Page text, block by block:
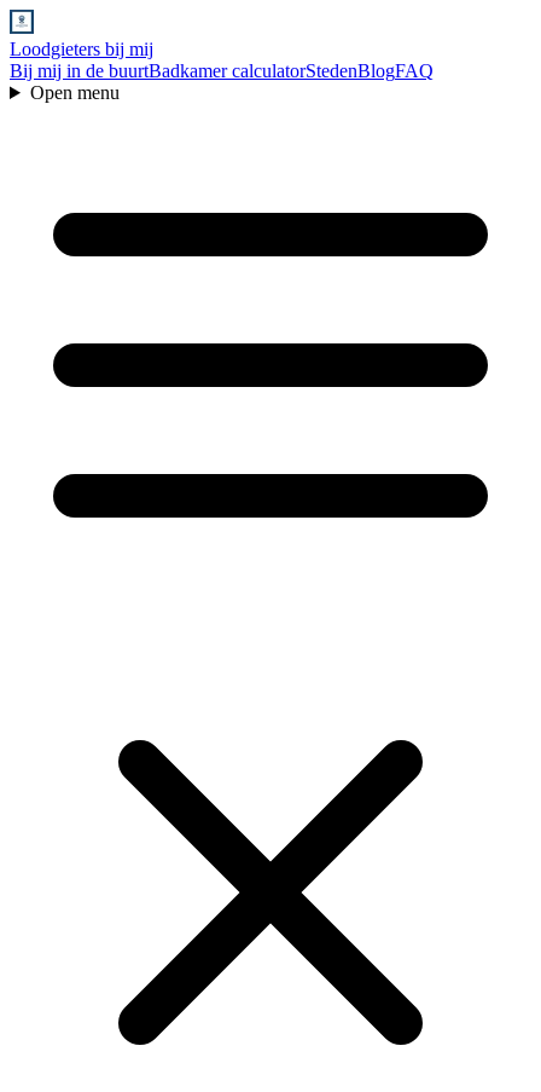
Loodgieters bij mij
Bij mij in de buurtBadkamer calculatorStedenBlogFAQ
Open menu